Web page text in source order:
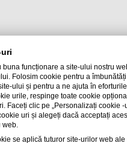
S.R.L.
Ulei
Ulei
funcționare a site-ului nostru
Folosim cookie pentru a
ului și pentru a ne ajuta în
urile, respinge toate cookie
Faceți clic pe „Personalizați cookie -
uri și alegeți dacă acceptați
web.
se aplică tuturor site-urilor web ale